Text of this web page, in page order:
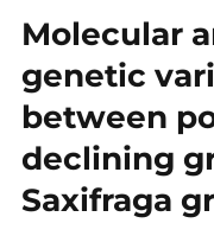
Molecular
genetic
between
declining
Saxifraga